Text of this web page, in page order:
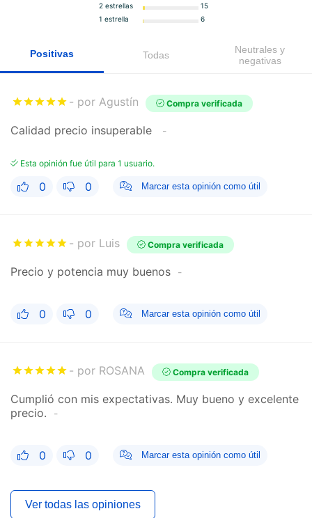
2 estrellas
15
1 estrella
6
Positivas Todas
Neutrales y
negativas
por Agustín Compra verificada
Calidad precio insuperable
Esta opinión fue útil para 1 usuario.
0 0 Marcar esta opinión como útil
por Luis Compra verificada
Precio y potencia muy buenos
0 0 Marcar esta opinión como útil
por ROSANA Compra verificada
Cumplió con mis expectativas. Muy bueno y excelente
precio.
0 0 Marcar esta opinión como útil
Ver todas las opiniones